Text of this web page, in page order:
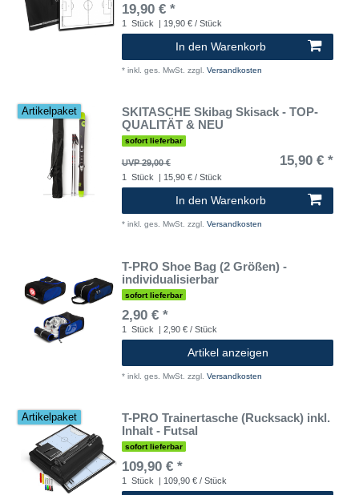
19,90 € *
1 Stück | 19,90 € / Stück
In den Warenkorb
* inkl. ges. MwSt. zzgl. Versandkosten
Artikelpaket
SKITASCHE Skibag Skisack - TOP-
QUALITÄT & NEU
sofort lieferbar
UVP 29,00 € 15,90 € *
1 Stück | 15,90 € / Stück
In den Warenkorb
* inkl. ges. MwSt. zzgl. Versandkosten
T-PRO Shoe Bag (2 Größen) -
individualisierbar
sofort lieferbar
2,90 € *
1 Stück | 2,90 € / Stück
Artikel anzeigen
* inkl. ges. MwSt. zzgl. Versandkosten
Artikelpaket
T-PRO Trainertasche (Rucksack) inkl.
Inhalt - Futsal
sofort lieferbar
109,90 € *
1 Stück | 109,90 € / Stück